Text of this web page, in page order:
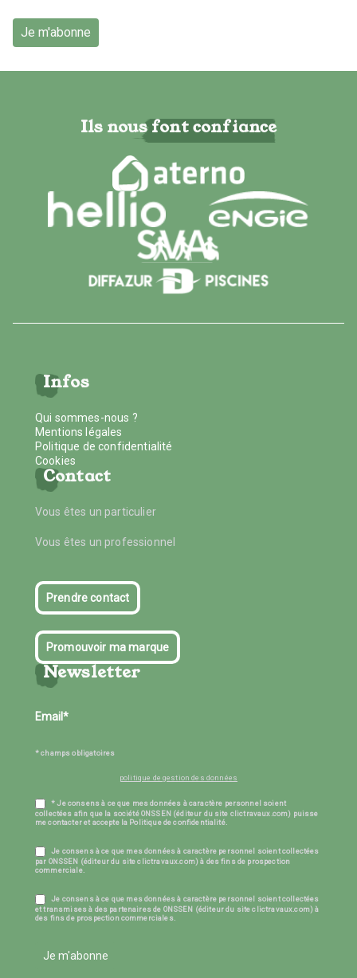
Je m'abonne
Ils nous font confiance
Infos
Qui sommes-nous ?
Mentions légales
Politique de confidentialité
Cookies
Contact
Vous êtes un particulier
Vous êtes un professionnel
Prendre contact
Promouvoir ma marque
Newsletter
* champs obligatoires
politique de gestion des données
* Je consens à ce que mes données à caractère personnel soient
collectées afin que la société ONSSEN (éditeur du site clictravaux.com) puisse
me contacter et accepte la Politique de confidentialité.
Je consens à ce que mes données à caractère personnel soient collectées
par ONSSEN (éditeur du site clictravaux.com) à des fins de prospection
commerciale.
Je consens à ce que mes données à caractère personnel soient collectées
et transmises à des partenaires de ONSSEN (éditeur du site clictravaux.com) à
des fins de prospection commerciales.
Je m'abonne